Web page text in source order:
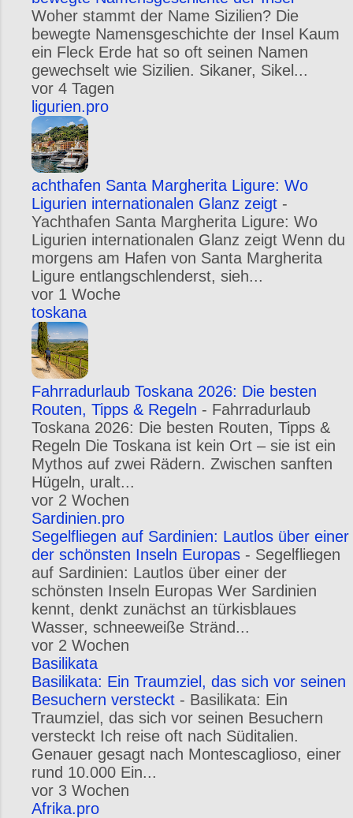
Woher stammt der Name Sizilien? Die
bewegte Namensgeschichte der Insel Kaum
ein Fleck Erde hat so oft seinen Namen
gewechselt wie Sizilien. Sikaner, Sikel...
vor 4 Tagen
ligurien.pro
achthafen Santa Margherita Ligure: Wo
Ligurien internationalen Glanz zeigt -
Yachthafen Santa Margherita Ligure: Wo
Ligurien internationalen Glanz zeigt Wenn du
morgens am Hafen von Santa Margherita
Ligure entlangschlenderst, sieh...
vor 1 Woche
toskana
Fahrradurlaub Toskana 2026: Die besten
Routen, Tipps & Regeln - Fahrradurlaub
Toskana 2026: Die besten Routen, Tipps &
Regeln Die Toskana ist kein Ort – sie ist ein
Mythos auf zwei Rädern. Zwischen sanften
Hügeln, uralt...
vor 2 Wochen
Sardinien.pro
Segelfliegen auf Sardinien: Lautlos über einer
der schönsten Inseln Europas - Segelfliegen
auf Sardinien: Lautlos über einer der
schönsten Inseln Europas Wer Sardinien
kennt, denkt zunächst an türkisblaues
Wasser, schneeweiße Stränd...
vor 2 Wochen
Basilikata
Basilikata: Ein Traumziel, das sich vor seinen
Besuchern versteckt - Basilikata: Ein
Traumziel, das sich vor seinen Besuchern
versteckt Ich reise oft nach Süditalien.
Genauer gesagt nach Montescaglioso, einer
rund 10.000 Ein...
vor 3 Wochen
Afrika.pro